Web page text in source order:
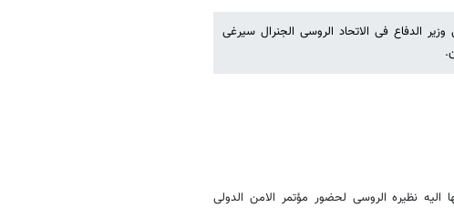
الدفاع فی الاتحاد الروسی الجنرال سیرغی
الیه نظیره الروسی لحضور مؤتمر الامن الدولی